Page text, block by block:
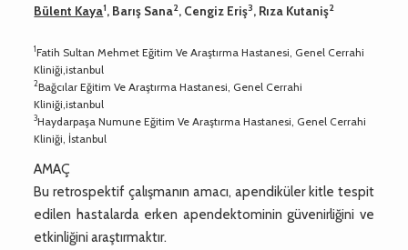
Bülent Kaya1, Barış Sana2, Cengiz Eriş3, Rıza Kutaniş2
1Fatih Sultan Mehmet Eğitim Ve Araştırma Hastanesi, Genel Cerrahi
Kliniği,istanbul
2Bağcılar Eğitim Ve Araştırma Hastanesi, Genel Cerrahi
Kliniği,istanbul
3Haydarpaşa Numune Eğitim Ve Araştırma Hastanesi, Genel Cerrahi
Kliniği, İstanbul
AMAÇ
Bu retrospektif çalışmanın amacı, apendiküler kitle tespit
edilen hastalarda erken apendektominin güvenirliğini ve
etkinliğini araştırmaktır.